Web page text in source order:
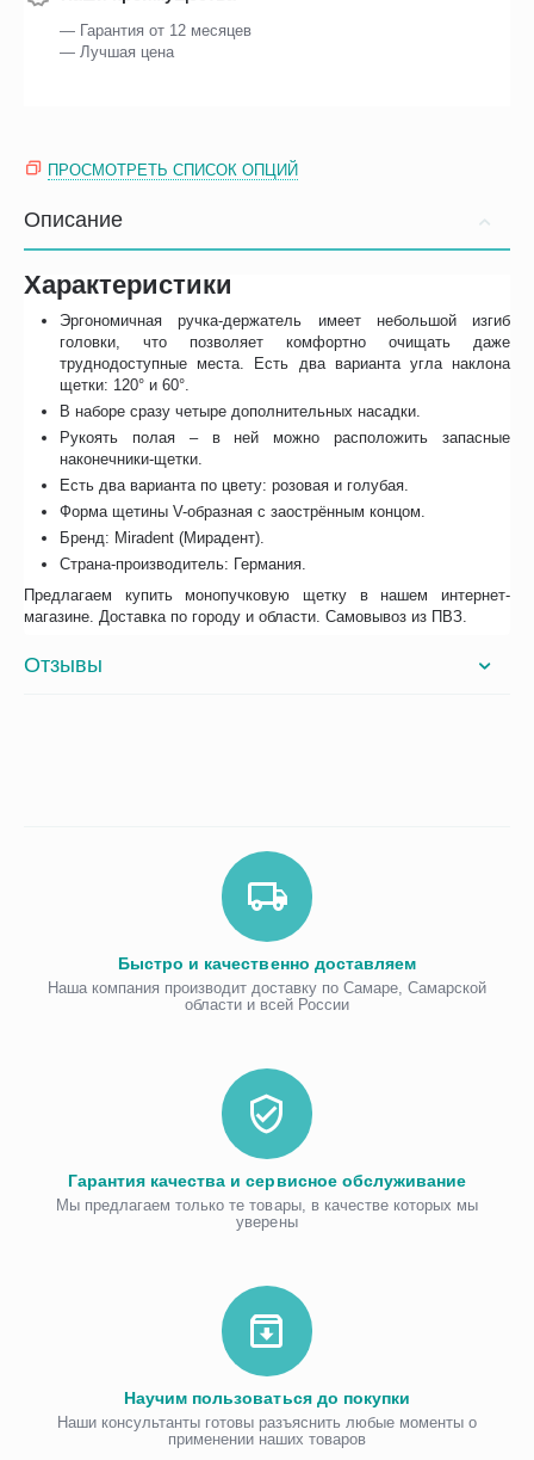
— Гарантия от 12 месяцев
— Лучшая цена
ПРОСМОТРЕТЬ СПИСОК ОПЦИЙ
Описание
Характеристики
Эргономичная ручка-держатель имеет небольшой изгиб
головки, что позволяет комфортно очищать даже
труднодоступные места. Есть два варианта угла наклона
щетки: 120° и 60°.
В наборе сразу четыре дополнительных насадки.
Рукоять полая – в ней можно расположить запасные
наконечники-щетки.
Есть два варианта по цвету: розовая и голубая.
Форма щетины V-образная с заострённым концом.
Бренд: Miradent (Мирадент).
Страна-производитель: Германия.
Предлагаем купить монопучковую щетку в нашем интернет-
магазине. Доставка по городу и области. Самовывоз из ПВЗ.
Отзывы
Быстро и качественно доставляем
Наша компания производит доставку по Самаре, Самарской
области и всей России
Гарантия качества и сервисное обслуживание
Мы предлагаем только те товары, в качестве которых мы
уверены
Научим пользоваться до покупки
Наши консультанты готовы разъяснить любые моменты о
применении наших товаров